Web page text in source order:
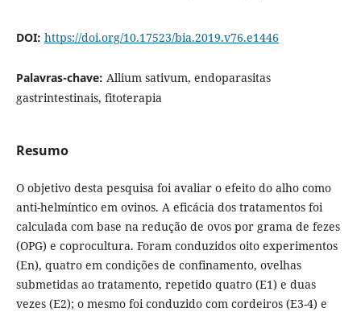
DOI: https://doi.org/10.17523/bia.2019.v76.e1446
Palavras-chave: Allium sativum, endoparasitas
gastrintestinais, fitoterapia
Resumo
O objetivo desta pesquisa foi avaliar o efeito do alho como
anti-helmíntico em ovinos. A eficácia dos tratamentos foi
calculada com base na redução de ovos por grama de fezes
(OPG) e coprocultura. Foram conduzidos oito experimentos
(En), quatro em condições de confinamento, ovelhas
submetidas ao tratamento, repetido quatro (E1) e duas
vezes (E2); o mesmo foi conduzido com cordeiros (E3-4) e